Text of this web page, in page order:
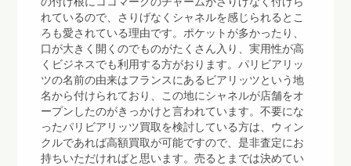
れているので、さりげなくシャネルを感じられるとこ
ろも愛されている理由です。ポケットが多かったり、
口が大きく開くのでものがたくさん入り、実用性が高
くビジネスでも利用する方がおります。パリビアリッ
ツの名前の由来はフランスにあるビアリッツという地
名から付けられており、この地にシャネルが店舗をオ
ープンしたのがきっかけと言われています。不要にな
ったパリビアリッツ買取を検討している方は、ウィン
クルであれば高額買取が可能ですので、是非査定にお
持ちいただければと思います。売るとまでは決めてい